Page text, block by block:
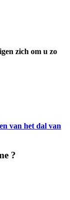
zich om u zo
van het dal van
?